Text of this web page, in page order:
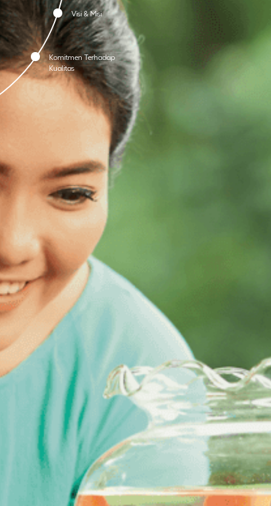
Visi & Misi
Komitmen Terhadap
Kualitas